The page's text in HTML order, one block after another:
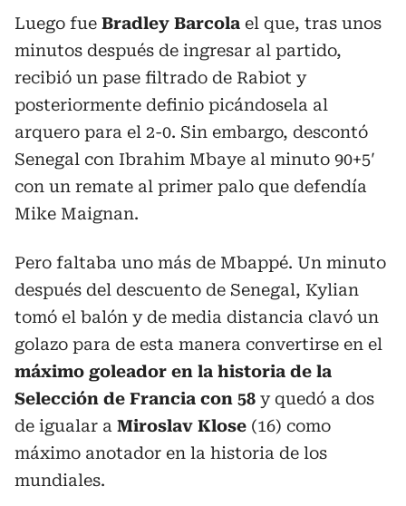
Luego fue Bradley Barcola el que, tras unos
minutos después de ingresar al partido,
recibió un pase filtrado de Rabiot y
posteriormente definio picándosela al
arquero para el 2-0. Sin embargo, descontó
Senegal con Ibrahim Mbaye al minuto 90+5′
con un remate al primer palo que defendía
Mike Maignan.
Pero faltaba uno más de Mbappé. Un minuto
después del descuento de Senegal, Kylian
tomó el balón y de media distancia clavó un
golazo para de esta manera convertirse en el
máximo goleador en la historia de la
Selección de Francia con 58 y quedó a dos
de igualar a Miroslav Klose (16) como
máximo anotador en la historia de los
mundiales.